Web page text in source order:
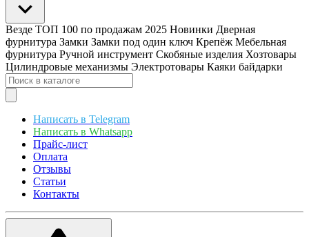
Везде ТОП 100 по продажам 2025 Новинки Дверная
фурнитура Замки Замки под один ключ Крепёж Мебельная
фурнитура Ручной инструмент Скобяные изделия Хозтовары
Цилиндровые механизмы Электротовары Каяки байдарки
Написать в Telegram
Написать в Whatsapp
Прайс-лист
Оплата
Отзывы
Статьи
Контакты